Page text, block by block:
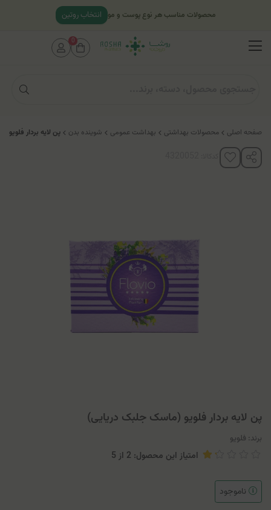
صفحه اصلی محصولات بهداشتی بهداشت عمومی شوینده بدن پن لایه بردار
پن لایه بردار فلویو (ماسک جلبک دریایی)
برند: فلویو
امتیاز این محصول: 2 از 5
ناموجود
محصولات مناسب هر نوع پوست و مو انتخاب روتین
0